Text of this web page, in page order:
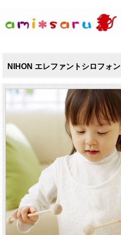
NIHON エレファントシロフォン